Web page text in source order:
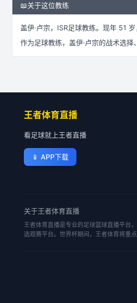
📖关于这位教练
盖伊·卢宗， ISR足球教练。 现年 51 岁
作为足球教练， 盖伊·卢宗的战术选择
王者体育直播
看足球就上王者直播
📱 APP下载
关于王者体育直播
王者体育直播是专业的足球篮球直播平台
选观赛平台。世界杯期间，王者体育将重